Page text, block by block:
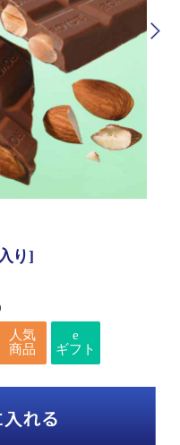
り]
人気
商品
e
ギフト